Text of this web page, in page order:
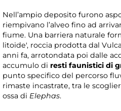
Nell’ampio deposito furono
riempivano l’alveo fino ad
fiume. Una barriera naturale
litoide', roccia prodotta dal
anni fa, arrotondata poi dalle
accumulo di resti faunistici di
punto specifico del percorso
rimaste incastrate, tra le
ossa di Elephas.